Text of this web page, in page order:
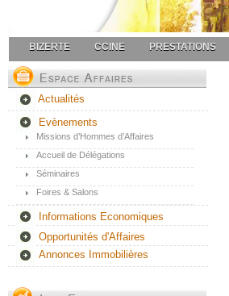
BIZERTE CCINE PRESTATIONS
Actualités
Evènements
Missions d’Hommes d’Affaires
Accueil de Délégations
Séminaires
Foires & Salons
Informations Economiques
Opportunités d'Affaires
Annonces Immobilières